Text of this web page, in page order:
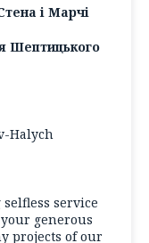
і Марчі
Шептицького
Halych
service
generous
projects of our